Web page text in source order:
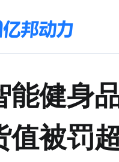
能健身
值被罚